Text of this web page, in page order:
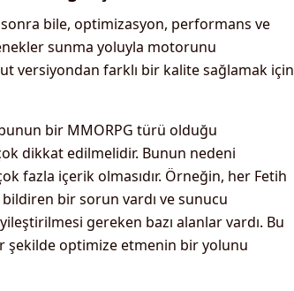
bile, optimizasyon, performans ve
sunma yoluyla motorunu
versiyondan farklı bir kalite sağlamak için
bir MMORPG türü olduğu
dikkat edilmelidir. Bunun nedeni
fazla içerik olmasıdır. Örneğin, her Fetih
bir sorun vardı ve sunucu
gereken bazı alanlar vardı. Bu
şekilde optimize etmenin bir yolunu